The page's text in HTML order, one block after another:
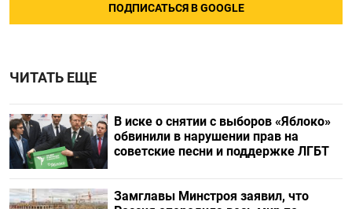
ПОДПИСАТЬСЯ В GOOGLE
ЧИТАТЬ ЕЩЕ
В иске о снятии с выборов «Яблоко»
обвинили в нарушении прав на
советские песни и поддержке ЛГБТ
Замглавы Минстроя заявил, что